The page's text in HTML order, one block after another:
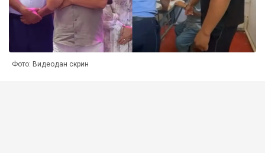
Фото: Видеодан скрин